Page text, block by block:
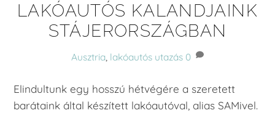
LAKÓAUTÓS KALANDJAINK
STÁJERORSZÁGBAN
Ausztria, lakóautós utazás 0
Elindultunk egy hosszú hétvégére a szeretett
barátaink által készített lakóautóval, alias SAMivel.